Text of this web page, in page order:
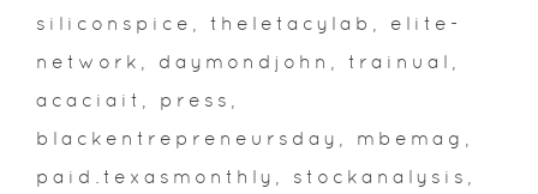
siliconspice, theletacylab, elite-
network, daymondjohn, trainual,
acaciait, press,
blackentrepreneursday, mbemag,
paid.texasmonthly, stockanalysis,